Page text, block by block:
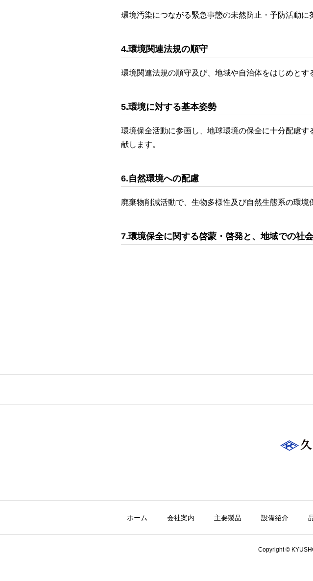
環境汚染につながる緊急事態の未然防止・予防活動に
4.環境関連法規の順守
環境関連法規の順守及び、地域や自治体をはじめとす
5.環境に対する基本姿勢
環境保全活動に参画し、地球環境の保全に十分配慮
献します。
6.自然環境への配慮
廃棄物削減活動で、生物多様性及び自然生態系の環境
7.環境保全に関する啓蒙・啓発と、地域での社
ホーム 会社案内 主要製品 設備紹介
Copyright ©